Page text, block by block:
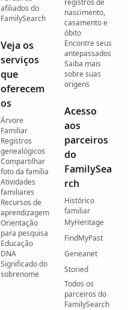
afiliados do
FamilySearch
Veja os
serviços
que
oferecem
os
Árvore
Familiar
Registros
genealógicos
Compartilhar
foto da família
Atividades
familiares
Recursos de
aprendizagem
Orientação
para pesquisa
Educação
DNA
Significado do
sobrenome
registros de
nascimento,
casamento e
óbito
Encontre seus
antepassados
Saiba mais
sobre suas
origens
Acesso
aos
parceiros
do
FamilySea
rch
Histórico
familiar
MyHeritage
FindMyPast
Geneanet
Storied
Todos os
parceiros do
FamilySearch